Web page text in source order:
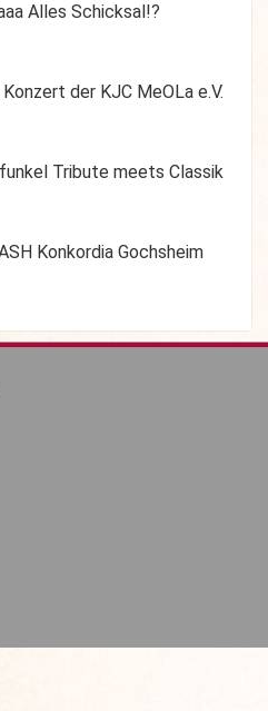
Alles Schicksal!?
der KJC MeOLa e.V.
Tribute meets Classik
Konkordia Gochsheim